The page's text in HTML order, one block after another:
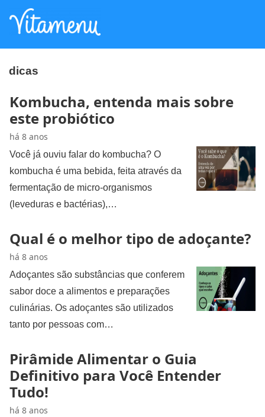
dicas
Kombucha, entenda mais sobre
este probiótico
há 8 anos
Você já ouviu falar do kombucha? O
kombucha é uma bebida, feita através da
fermentação de micro-organismos
(leveduras e bactérias),…
Qual é o melhor tipo de adoçante?
há 8 anos
Adoçantes são substâncias que conferem
sabor doce a alimentos e preparações
culinárias. Os adoçantes são utilizados
tanto por pessoas com…
Pirâmide Alimentar o Guia
Definitivo para Você Entender
Tudo!
há 8 anos